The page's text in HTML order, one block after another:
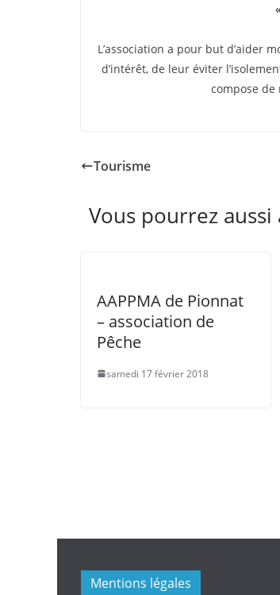
L’association a pour but d’aider
d’intérêt, de leur éviter
compose
Tourisme
Vous pourrez
AAPPMA de Pionnat
– association de
Pêche
samedi 17 février 2018
Mentions légales